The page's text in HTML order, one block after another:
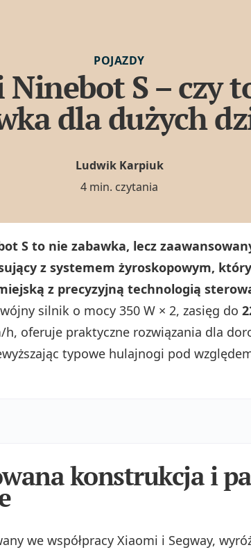
POJAZDY
S – czy
dla dużych
Ludwik Karpiuk
4 min. czytania
S to nie zabawka, lecz
z systemem żyroskopowym, który
z precyzyjną technologią
silnik o mocy 350 W × 2, zasięg do
oferuje praktyczne rozwiązania dla
typowe hulajnogi pod
konstrukcja i
we współpracy Xiaomi i Segway,